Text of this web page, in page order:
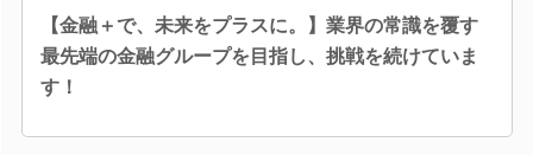
【金融＋で、未来をプラスに。】業界の常識を覆す
最先端の金融グループを目指し、挑戦を続けていま
す！